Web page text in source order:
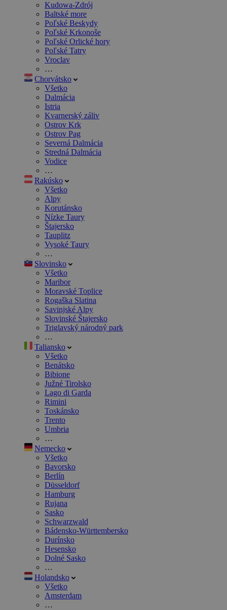
Kudowa-Zdrój
Baltské more
Poľské Beskydy
Poľské Krkonoše
Poľské Orlické hory
Poľské Tatry
Vroclav
…
Chorvátsko
Všetko
Dalmácia
Istria
Kvarnerský záliv
Ostrov Krk
Ostrov Pag
Severná Dalmácia
Stredná Dalmácia
Vodice
…
Rakúsko
Všetko
Alpy
Korutánsko
Nízke Taury
Štajersko
Tauplitz
Vysoké Taury
…
Slovinsko
Všetko
Maribor
Moravské Toplice
Rogaška Slatina
Savinjské Alpy
Slovinské Štajersko
Triglavský národný park
…
Taliansko
Všetko
Benátsko
Bibione
Južné Tirolsko
Lago di Garda
Rimini
Toskánsko
Trento
Umbria
…
Nemecko
Všetko
Bavorsko
Berlín
Düsseldorf
Hamburg
Rujana
Sasko
Schwarzwald
Bádensko-Württembersko
Durínsko
Hesensko
Dolné Sasko
…
Holandsko
Všetko
Amsterdam
…